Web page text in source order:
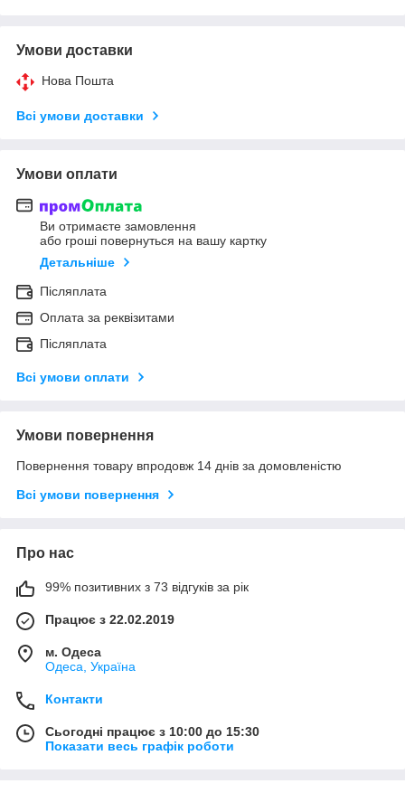
Умови доставки
Нова Пошта
Всі умови доставки
Умови оплати
Ви отримаєте замовлення
або гроші повернуться на вашу картку
Детальніше
Післяплата
Оплата за реквізитами
Післяплата
Всі умови оплати
Умови повернення
Повернення товару впродовж 14 днів за домовленістю
Всі умови повернення
Про нас
99% позитивних з 73 відгуків за рік
Працює з 22.02.2019
м. Одеса
Одеса, Україна
Контакти
Сьогодні працює з 10:00 до 15:30
Показати весь графік роботи